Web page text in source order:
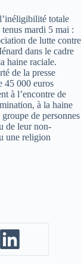
totale
mardi 5 mai :
de lutte contre
dans le cadre
haine raciale.
de la presse
45 000 euros
à l’encontre de
à la haine
de personnes
de leur non-
une religion